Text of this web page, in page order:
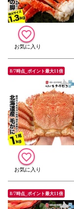
8/7時点_ポイント最大11倍
8/7時点_ポイント最大11倍